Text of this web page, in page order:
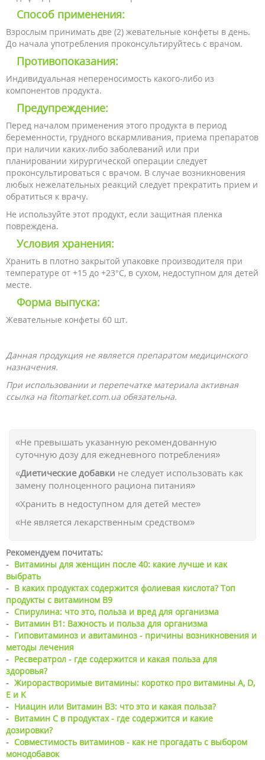
Способ применения:
Взрослым принимать две (2) жевательные конфеты в день.
До начала употребления проконсультируйтесь с врачом.
Противопоказания:
Индивидуальная непереносимость какого-либо из
компонентов продукта.
Предупреждение:
Перед началом применения этого продукта в период
беременности, грудного вскармливания, приема препаратов
при наличии каких-либо заболеваний или при
планировании хирургической операции следует
проконсультироваться с врачом. В случае возникновения
любых нежелательных реакций следует прекратить прием и
обратиться к врачу.
Не используйте этот продукт, если защитная пленка
повреждена.
Условия хранения:
Хранить в плотно закрытой упаковке производителя при
температуре от +15 до +23°C, в сухом, недоступном для детей
месте.
Форма выпуска:
Жевательные конфеты 60 шт.
Данная продукция не является препаратом медицинского
назначения.
При использовании и перепечатке материала активная
ссылка на fitomarket.com.ua обязательна.
«Не превышать указанную рекомендованную
суточную дозу для ежедневного потребления»
«Диетические добавки не следует использовать как
замену полноценного рациона питания»
«Хранить в недоступном для детей месте»
«Не является лекарственным средством»
Рекомендуем почитать:
- Витамины для женщин после 40: какие лучше и как
выбрать
- В каких продуктах содержится фолиевая кислота? Топ
продукты с витамином B9
- Спирулина: что это, польза и вред для организма
- Витамин В1: Важность и польза для организма
- Гиповитаминоз и авитаминоз - причины возникновения и
методы лечения
- Ресвератрол - где содержится и какая польза для
здоровья?
- Жирорастворимые витамины: коротко про витамины A, D,
E и K
- Ниацин или Витамин B3: что это и какая польза?
- Витамин C в продуктах - где содержится и какие
дозировки?
- Совместимость витаминов - как не прогадать с выбором
монодобавок